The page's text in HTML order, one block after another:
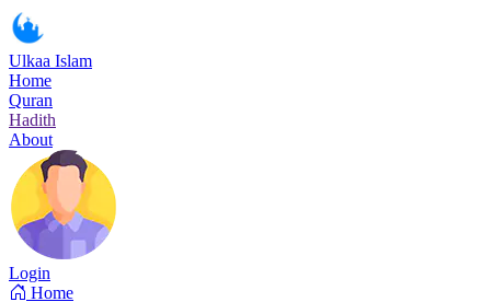
Ulkaa Islam
Home
Quran
Hadith
About
Login
Home